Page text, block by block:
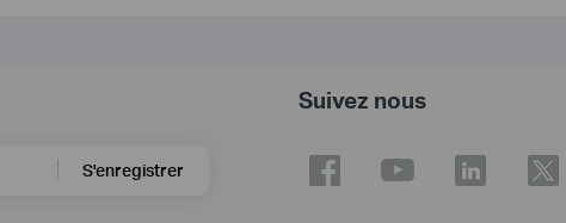
S'enregistrer
Suivez nous